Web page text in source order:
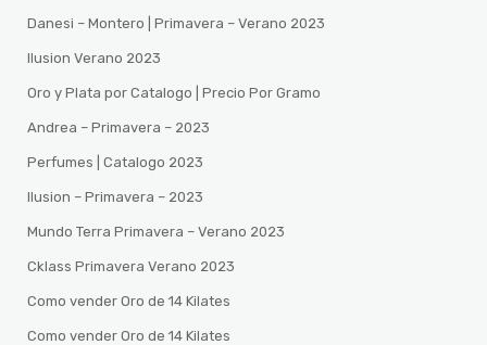
Danesi – Montero | Primavera – Verano 2023
Ilusion Verano 2023
Oro y Plata por Catalogo | Precio Por Gramo
Andrea – Primavera – 2023
Perfumes | Catalogo 2023
Ilusion – Primavera – 2023
Mundo Terra Primavera – Verano 2023
Cklass Primavera Verano 2023
Como vender Oro de 14 Kilates
Como vender Oro de 14 Kilates